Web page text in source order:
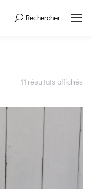
Search:Rechercher
11 résultats affichés